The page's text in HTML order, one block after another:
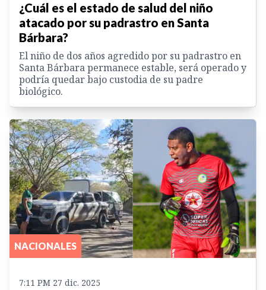
¿Cuál es el estado de salud del niño
atacado por su padrastro en Santa
Bárbara?
El niño de dos años agredido por su padrastro en
Santa Bárbara permanece estable, será operado y
podría quedar bajo custodia de su padre
biológico.
NACIONALES
7:11 PM 27 dic. 2025